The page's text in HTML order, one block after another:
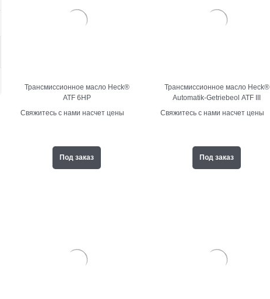
Трансмиссионное масло Heck®
ATF 6HP
Свяжитесь с нами насчет цены
Под заказ
Трансмиссионное масло Heck®
Automatik-Getriebeol ATF III
Свяжитесь с нами насчет цены
Под заказ